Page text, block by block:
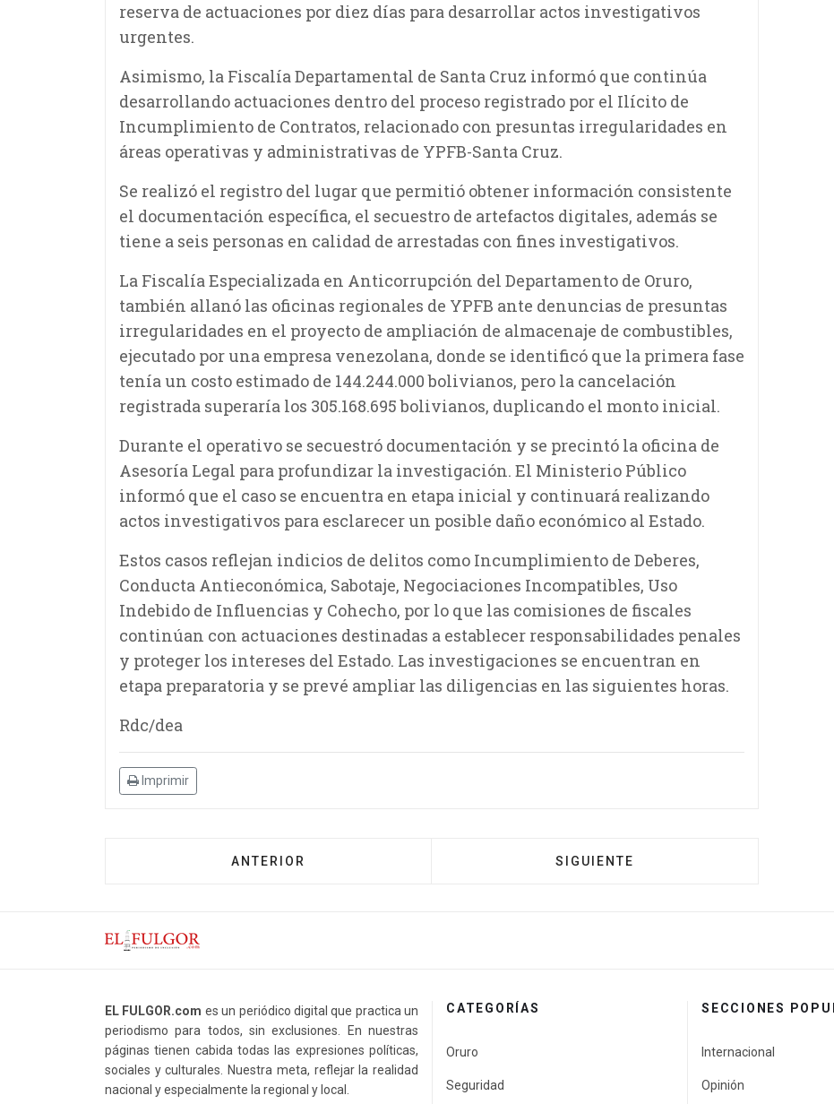
reserva de actuaciones por diez días para desarrollar actos investigativos
urgentes.
Asimismo, la Fiscalía Departamental de Santa Cruz informó que continúa
desarrollando actuaciones dentro del proceso registrado por el Ilícito de
Incumplimiento de Contratos, relacionado con presuntas irregularidades en
áreas operativas y administrativas de YPFB-Santa Cruz.
Se realizó el registro del lugar que permitió obtener información consistente
el documentación específica, el secuestro de artefactos digitales, además se
tiene a seis personas en calidad de arrestadas con fines investigativos.
La Fiscalía Especializada en Anticorrupción del Departamento de Oruro,
también allanó las oficinas regionales de YPFB ante denuncias de presuntas
irregularidades en el proyecto de ampliación de almacenaje de combustibles,
ejecutado por una empresa venezolana, donde se identificó que la primera fase
tenía un costo estimado de 144.244.000 bolivianos, pero la cancelación
registrada superaría los 305.168.695 bolivianos, duplicando el monto inicial.
Durante el operativo se secuestró documentación y se precintó la oficina de
Asesoría Legal para profundizar la investigación. El Ministerio Público
informó que el caso se encuentra en etapa inicial y continuará realizando
actos investigativos para esclarecer un posible daño económico al Estado.
Estos casos reflejan indicios de delitos como Incumplimiento de Deberes,
Conducta Antieconómica, Sabotaje, Negociaciones Incompatibles, Uso
Indebido de Influencias y Cohecho, por lo que las comisiones de fiscales
continúan con actuaciones destinadas a establecer responsabilidades penales
y proteger los intereses del Estado. Las investigaciones se encuentran en
etapa preparatoria y se prevé ampliar las diligencias en las siguientes horas.
Rdc/dea
Imprimir
ANTERIOR SIGUIENTE
EL FULGOR.com es un periódico digital que practica un
periodismo para todos, sin exclusiones. En nuestras
páginas tienen cabida todas las expresiones políticas,
sociales y culturales. Nuestra meta, reflejar la realidad
nacional y especialmente la regional y local.
CATEGORÍAS
Oruro
Seguridad
SECCIONES
Internacional
Opinión